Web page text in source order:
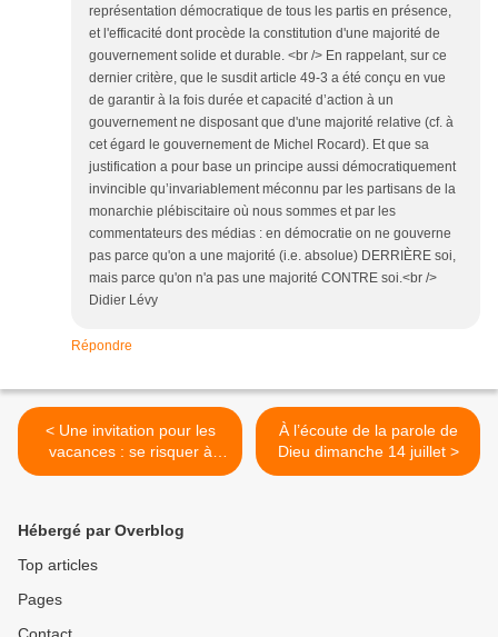
représentation démocratique de tous les partis en présence,
et l'efficacité dont procède la constitution d'une majorité de
gouvernement solide et durable. <br /> En rappelant, sur ce
dernier critère, que le susdit article 49-3 a été conçu en vue
de garantir à la fois durée et capacité d’action à un
gouvernement ne disposant que d'une majorité relative (cf. à
cet égard le gouvernement de Michel Rocard). Et que sa
justification a pour base un principe aussi démocratiquement
invincible qu’invariablement méconnu par les partisans de la
monarchie plébiscitaire où nous sommes et par les
commentateurs des médias : en démocratie on ne gouverne
pas parce qu'on a une majorité (i.e. absolue) DERRIÈRE soi,
mais parce qu'on n'a pas une majorité CONTRE soi.<br />
Didier Lévy
Répondre
< Une invitation pour les
vacances : se risquer à
l'hospitalité de l'inattendu
À l’écoute de la parole de
Dieu dimanche 14 juillet >
Hébergé par Overblog
Top articles
Pages